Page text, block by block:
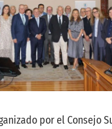
por el Consejo